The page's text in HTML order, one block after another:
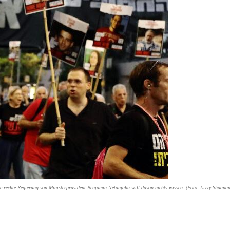
Regierung von Ministerpräsident Benjamin Netanjahu will davon nichts wissen. (Foto: Lizzy